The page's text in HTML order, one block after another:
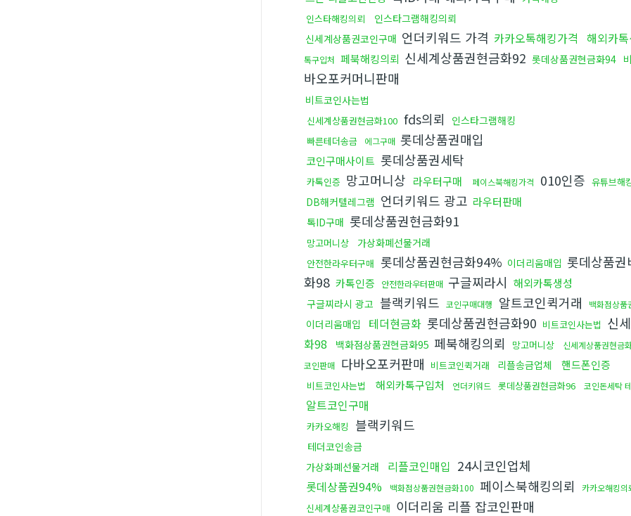
인스타해킹의뢰
인스타그램해킹의뢰
신세계상품권코인구매 언더키워드 가격 카카오톡해킹가격 해외카
톡구입처 페북해킹의뢰 신세계상품권현금화92 롯데상품권현금화94
바오포커머니판매
비트코인사는법
신세계상품권현금화100 fds의뢰 인스타그램해킹
빠른테더송금 에그구매 롯데상품권매입
코인구매사이트 롯데상품권세탁
카톡인증 망고머니상 라우터구매 페이스북해킹가격 010인증 유튜브해
DB해커텔레그램 언더키워드 광고 라우터판매
톡ID구매 롯데상품권현금화91
망고머니상 가상화폐선물거래
안전한라우터구매 롯데상품권현금화94% 이더리움매입 롯데상품권
화98 카톡인증 안전한라우터판매 구글찌라시 해외카톡생성
구글찌라시 광고 블랙키워드 코인구매대행 알트코인퀵거래 백화점상품
이더리움매입 테더현금화 롯데상품권현금화90 비트코인사는법 신
화98
백화점상품권현금화95 페북해킹의뢰 망고머니상 신세계상품권현금
코인판매 다바오포커판매 비트코인퀵거래 리플송금업체 핸드폰인증
비트코인사는법 해외카톡구입처 언더키워드 롯데상품권현금화96 코인돈세탁
알트코인구매
카카오해킹 블랙키워드
테더코인송금
가상화폐선물거래
리플코인매입 24시코인업체
롯데상품권94% 백화점상품권현금화100 페이스북해킹의뢰 카카오해킹의
신세계상품권코인구매 이더리움 리플 잡코인판매